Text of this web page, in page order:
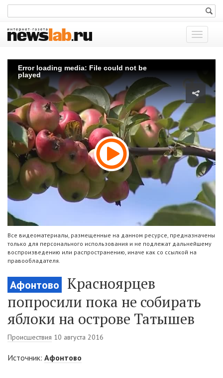
Показать
меню
Error loading media: File could not be
played
Все видеоматериалы, размещенные на данном ресурсе, предназначены
только для персонального использования и не подлежат дальнейшему
воспроизведению или распространению, иначе как со ссылкой на
правообладателя.
Афонтово
Красноярцев
попросили пока не собирать
яблоки на острове Татышев
Происшествия 10 августа 2016
Источник: Афонтово